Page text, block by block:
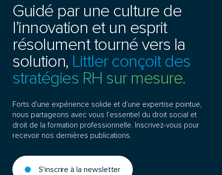
Guidé par une culture de
l’innovation et un esprit
résolument tourné vers la
solution, Littler conçoit des
stratégies RH sur mesure.
Forts d’une expérience solide et d’une expertise pointue,
nous partageons avec vous l’essentiel du droit social et
droit de la formation professionnelle. Inscrivez-vous pour
recevoir nos dernières publications.
S'inscrire à la newsletter